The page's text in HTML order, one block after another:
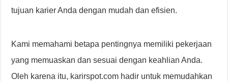
tujuan karier Anda dengan mudah dan efisien.
Kami memahami betapa pentingnya memiliki pekerjaan
yang memuaskan dan sesuai dengan keahlian Anda.
Oleh karena itu, karirspot.com hadir untuk memudahkan